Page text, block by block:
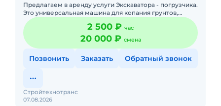
Предлагаем в аренду услуги Экскаватора - погрузчика.
Это универсальная машина для копания грунтов,
поднятия тяжелых грузов и их последующей
транспортировки, пла2 500 ₽ час
20 000 ₽ смена
Позвонить Заказать Обратный звонок
07.08.2026
Стройтехнотранс